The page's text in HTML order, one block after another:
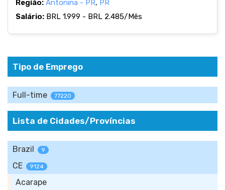
Região: Antonina - PR, PR
Salário: BRL 1.999 - BRL 2.485/Mês
Tipo de Emprego
Full-time 77220
Lista de Cidades/Províncias
Brazil 9
CE 9124
Acarape